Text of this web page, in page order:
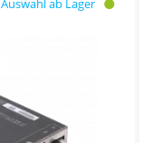
Auswahl ab Lager